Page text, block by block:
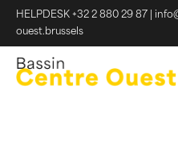
HELPDESK +32 2 880 29 87
ouest.brussels